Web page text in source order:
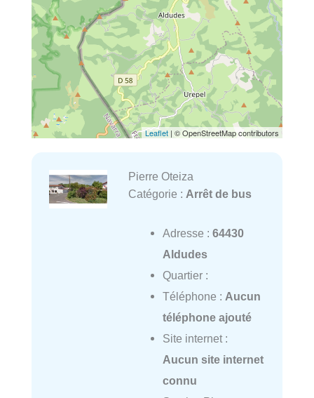
Leaflet | © OpenStreetMap contributors
Pierre Oteiza
Catégorie : Arrêt de bus
Adresse : 64430
Aldudes
Quartier :
Téléphone : Aucun
téléphone ajouté
Site internet :
Aucun site internet
connu